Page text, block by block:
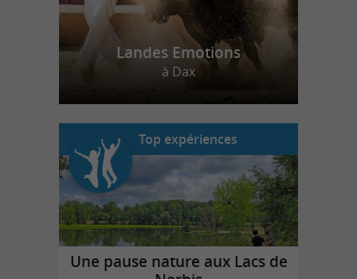
Landes Emotions
à Dax
Top expériences
Une pause nature aux Lacs de